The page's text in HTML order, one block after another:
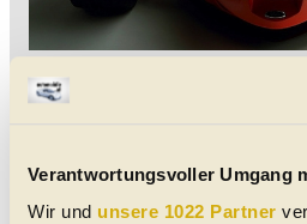
Verantwortungsvoller Umgang
Wir und unsere 1022 Partner
Im Indigo Concept leisteten
5.250 U/min. Die Werte für
veröffentlicht, dürften aber